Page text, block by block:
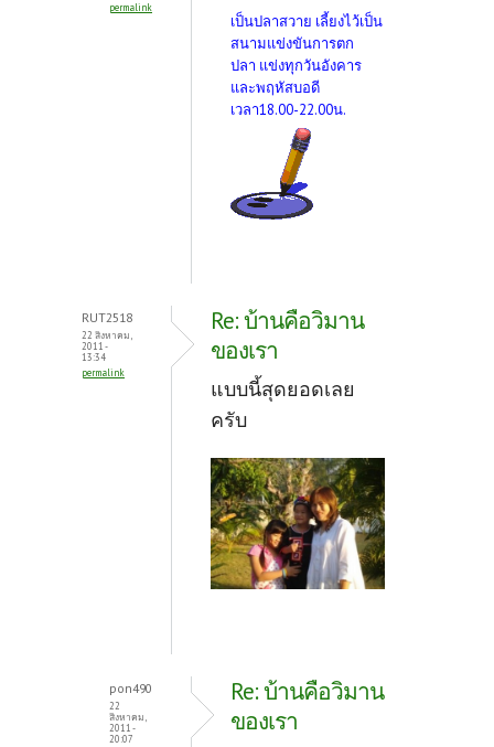
permalink
เป็นปลาสวาย เลี้ยงไว้เป็น
สนามแข่งขันการตก
ปลา แข่งทุกวันอังคาร
และพฤหัสบอดี
เวลา18.00-22.00น.
RUT2518
22 สิงหาคม,
2011 -
13:34
permalink
Re: บ้านคือวิมาน
ของเรา
แบบนี้สุดยอดเลย
ครับ
pon490
22
สิงหาคม,
2011 -
20:07
Re: บ้านคือวิมาน
ของเรา